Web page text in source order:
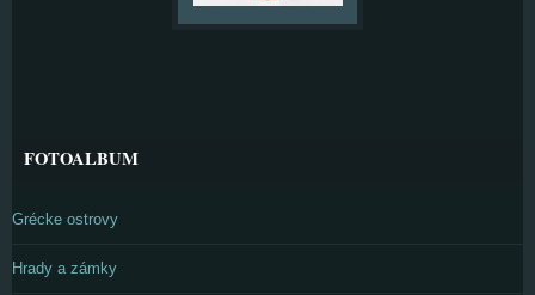
FOTOALBUM
Grécke ostrovy
Hrady a zámky